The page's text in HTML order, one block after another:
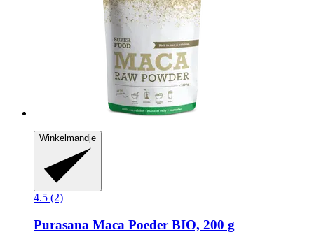
Winkelmandje
4.5 (2)
Purasana Maca Poeder BIO, 200 g